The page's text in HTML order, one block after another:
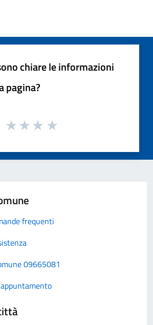
chiare le informazioni
pagina?
frequenti
09665081